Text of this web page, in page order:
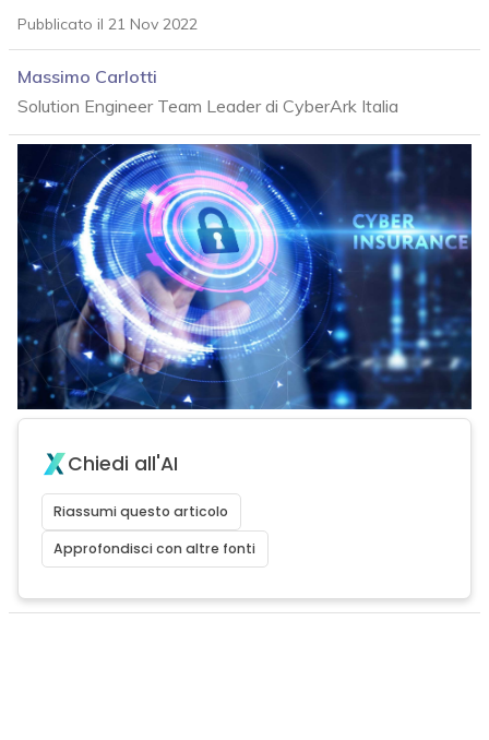
Pubblicato il 21 Nov 2022
Massimo Carlotti
Solution Engineer Team Leader di CyberArk Italia
Chiedi all'AI
Riassumi questo articolo
Approfondisci con altre fonti